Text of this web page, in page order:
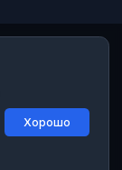
Хорошо